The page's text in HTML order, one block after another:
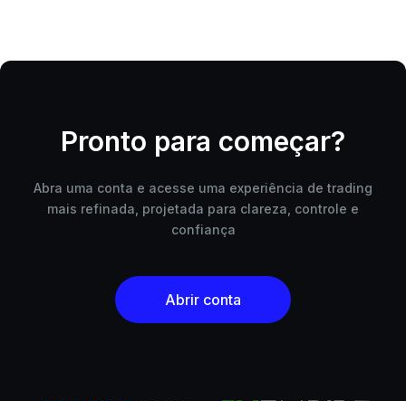
Pronto para começar?
Abra uma conta e acesse uma experiência de trading
mais refinada, projetada para clareza, controle e
confiança
Abrir conta